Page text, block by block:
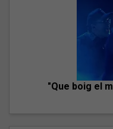
"Que boig el